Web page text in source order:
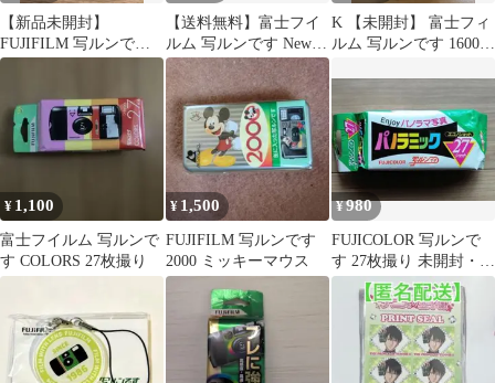
【新品未開封】
FUJIFILM 写ルンです
27枚撮り 2個セット
【送料無料】富士フイ
ルム 写ルンです Newエ
ース 27枚撮り 未開封
K 【未開封】 富士フィ
ルム 写ルンです 1600
¥ 1,100
富士フイルム 写ルンで
す COLORS 27枚撮り
¥ 1,500
FUJIFILM 写ルンです
2000 ミッキーマウス
¥980
FUJICOLOR 写ルンで
す 27枚撮り 未開封・未
使用 ※有効期限切れ